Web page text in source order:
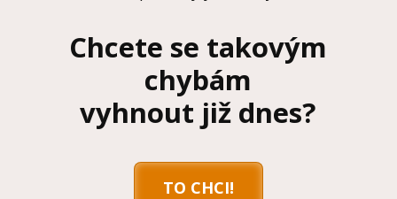
Chcete se takovým
chybám
vyhnout již dnes?
TO CHCI!